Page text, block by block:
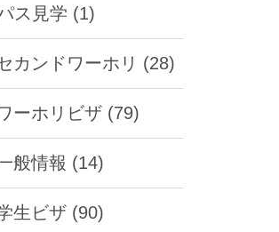
ス見学 (1)
カンドワーホリ (28)
ーホリビザ (79)
般情報 (14)
生ビザ (90)